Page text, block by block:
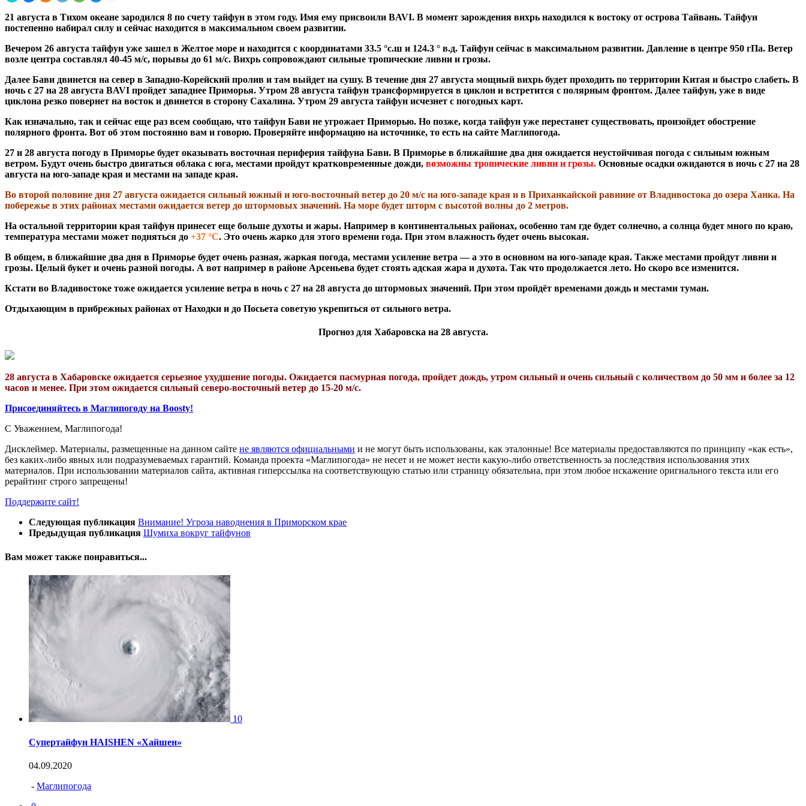
21 августа в Тихом океане зародился 8 по счету тайфун в этом году. Имя ему присвоили BAVI. В момент зарождения вихрь находился к востоку от острова Тайвань. Тайфун
постепенно набирал силу и сейчас находится в максимальном своем развитии.
Вечером 26 августа тайфун уже зашел в Желтое море и находится с координатами 33.5 °с.ш и 124.3 ° в.д. Тайфун сейчас в максимальном развитии. Давление в центре 950 гПа. Ветер
возле центра составлял 40-45 м/с, порывы до 61 м/с. Вихрь сопровождают сильные тропические ливни и грозы.
Далее Бави двинется на север в Западно-Корейский пролив и там выйдет на сушу. В течение дня 27 августа мощный вихрь будет проходить по территории Китая и быстро слабеть. В
ночь с 27 на 28 августа BAVI пройдет западнее Приморья. Утром 28 августа тайфун трансформируется в циклон и встретится с полярным фронтом. Далее тайфун, уже в виде
циклона резко повернет на восток и двинется в сторону Сахалина. Утром 29 августа тайфун исчезнет с погодных карт.
Как изначально, так и сейчас еще раз всем сообщаю, что тайфун Бави не угрожает Приморью. Но позже, когда тайфун уже перестанет существовать, произойдет обострение
полярного фронта. Вот об этом постоянно вам и говорю. Проверяйте информацию на источнике, то есть на сайте Маглипогода.
27 и 28 августа погоду в Приморье будет оказывать восточная периферия тайфуна Бави. В Приморье в ближайшие два дня ожидается неустойчивая погода с сильным южным
ветром. Будут очень быстро двигаться облака с юга, местами пройдут кратковременные дожди, возможны тропические ливни и грозы. Основные осадки ожидаются в ночь с 27 на 28
августа на юго-западе края и местами на западе края.
Во второй половине дня 27 августа ожидается сильный южный и юго-восточный ветер до 20 м/с на юго-западе края и в Приханкайской равнине от Владивостока до озера Ханка. На
побережье в этих районах местами ожидается ветер до штормовых значений. На море будет шторм с высотой волны до 2 метров.
На остальной территории края тайфун принесет еще больше духоты и жары. Например в континентальных районах, особенно там где будет солнечно, а солнца будет много по краю,
температура местами может подняться до +37 °С. Это очень жарко для этого времени года. При этом влажность будет очень высокая.
В общем, в ближайшие два дня в Приморье будет очень разная, жаркая погода, местами усиление ветра — а это в основном на юго-западе края. Также местами пройдут ливни и
грозы. Целый букет и очень разной погоды. А вот например в районе Арсеньева будет стоять адская жара и духота. Так что продолжается лето. Но скоро все изменится.
Кстати во Владивостоке тоже ожидается усиление ветра в ночь с 27 на 28 августа до штормовых значений. При этом пройдёт временами дождь и местами туман.
Отдыхающим в прибрежных районах от Находки и до Посьета советую укрепиться от сильного ветра.
Прогноз для Хабаровска на 28 августа.
28 августа в Хабаровске ожидается серьезное ухудшение погоды. Ожидается пасмурная погода, пройдет дождь, утром сильный и очень сильный с количеством до 50 мм и более за 12
часов и менее. При этом ожидается сильный северо-восточный ветер до 15-20 м/с.
Присоединяйтесь в Маглипогоду на Boosty!
С Уважением, Маглипогода!
Дисклеймер. Материалы, размещенные на данном сайте не являются официальными и не могут быть использованы, как эталонные! Все материалы предоставляются по принципу «как есть»,
без каких-либо явных или подразумеваемых гарантий. Команда проекта «Маглипогода» не несет и не может нести какую-либо ответственность за последствия использования этих
материалов. При использовании материалов сайта, активная гиперссылка на соответствующую статью или страницу обязательна, при этом любое искажение оригнального текста или его
рерайтинг строго запрещены!
Поддержите сайт!
Следующая публикация Внимание! Угроза наводнения в Приморском крае
Предыдущая публикация Шумиха вокруг тайфунов
Вам может также понравиться...
10
Супертайфун HAISHEN «Хайшен»
04.09.2020
- Маглипогода